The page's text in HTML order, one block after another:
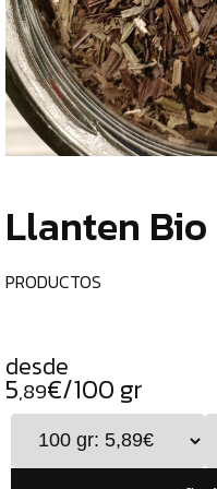
TIENDA
CHOCOLATES
ESPECIALES
ESPECIAS
CAFÉS
GENERAL
INFUSIONES
LEGUMBRES
SEMILLAS
Llanten Bio
PRODUCTOS
desde
5,89€/100 gr